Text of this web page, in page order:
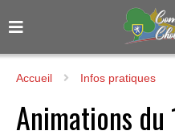
Accueil Infos pratiques
Animations